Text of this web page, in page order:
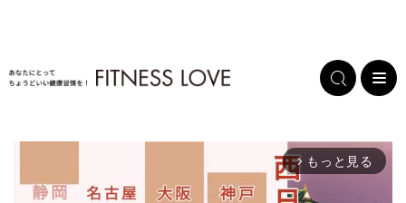
arrow_forward_ios もっと見る